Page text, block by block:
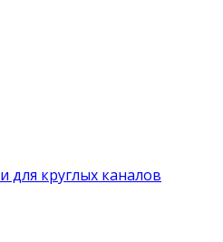
для круглых каналов